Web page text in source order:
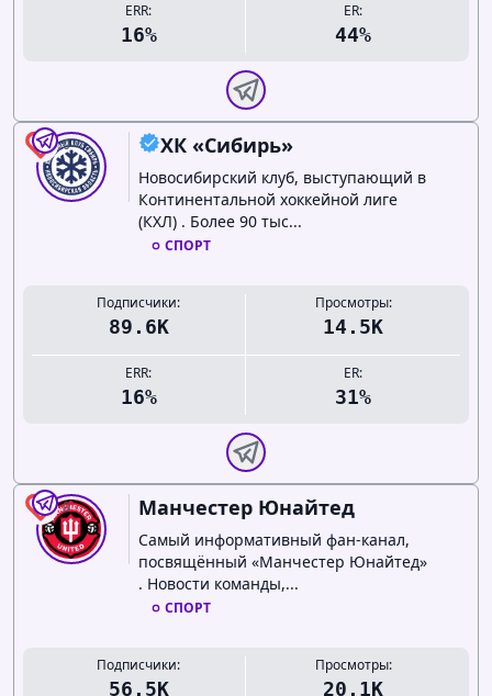
ERR:
16%
ER:
44%
0 ХК «Сибирь»
Новосибирский клуб, выступающий в
Континентальной хоккейной лиге
(КХЛ) . Более 90 тыс...
СПОРТ
Подписчики:
89.6K
ERR:
16%
Просмотры:
14.5K
ER:
31%
0 Манчестер Юнайтед
Самый информативный фан-канал,
посвящённый «Манчестер Юнайтед»
. Новости команды,...
СПОРТ
Подписчики:
56.5K
Просмотры:
20.1K